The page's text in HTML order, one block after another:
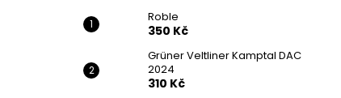
Roble
350 Kč
Grüner Veltliner Kamptal DAC
2024
310 Kč